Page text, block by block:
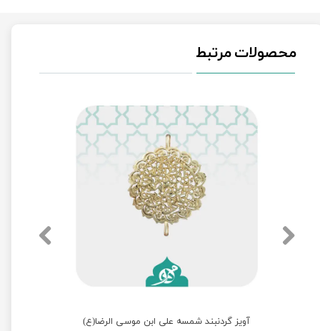
محصولات مرتبط
آویز گردنبند شمسه علی ابن موسی‌ الرضا(ع)